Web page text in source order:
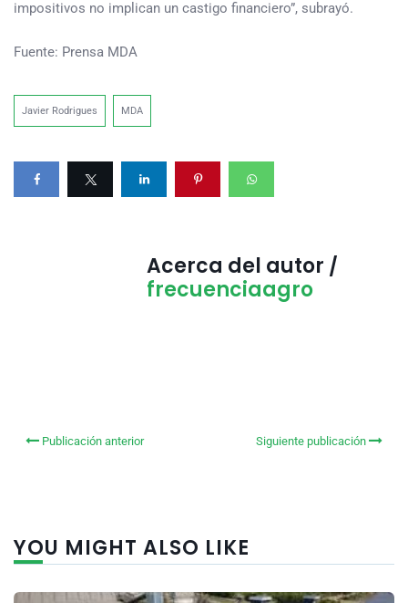
impositivos no implican un castigo financiero”, subrayó.
Fuente: Prensa MDA
Javier Rodrigues MDA
Acerca del autor /
frecuenciaagro
Publicación anterior Siguiente publicación
YOU MIGHT ALSO LIKE